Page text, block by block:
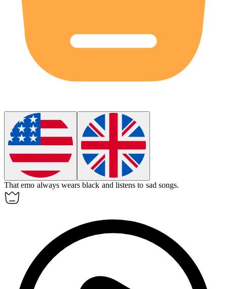
Thatemo always wears black and listens to sad songs.